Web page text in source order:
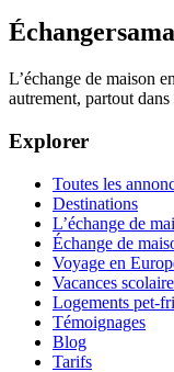
L’échange de maison
autrement, partout
Explorer
Toutes les
Destinations
L’échange de
Échange de
Voyage en
Vacances
Logements pet-
Témoignages
Blog
Tarifs